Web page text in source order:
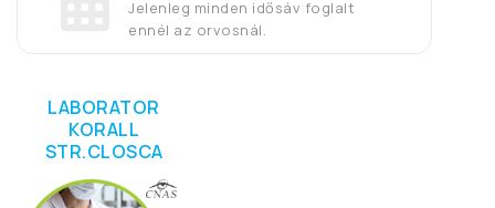
Jelenleg minden idősáv foglalt
ennél az orvosnál.
LABORATOR
KORALL
STR.CLOSCA